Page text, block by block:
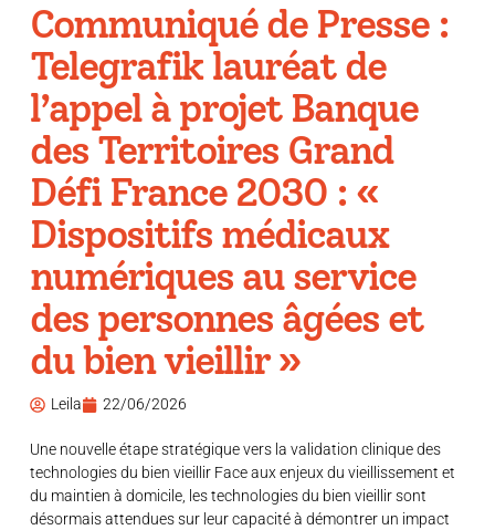
Communiqué de Presse :
Telegrafik lauréat de
l’appel à projet Banque
des Territoires Grand
Défi France 2030 : «
Dispositifs médicaux
numériques au service
des personnes âgées et
du bien vieillir »
Leila 22/06/2026
Une nouvelle étape stratégique vers la validation clinique des
technologies du bien vieillir Face aux enjeux du vieillissement et
du maintien à domicile, les technologies du bien vieillir sont
désormais attendues sur leur capacité à démontrer un impact